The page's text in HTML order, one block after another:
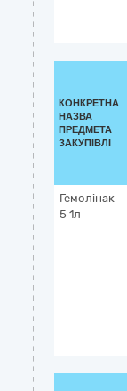
КОНКРЕТНА
НАЗВА
ПРЕДМЕТА
ЗАКУПІВЛІ
Гемолінак
5 1л